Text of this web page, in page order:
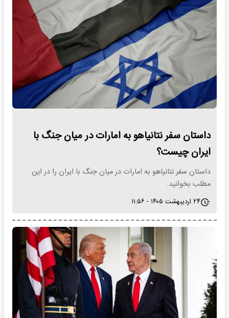
داستان سفر نتانیاهو به امارات در میان جنگ با
ایران چیست؟
داستان سفر نتانیاهو به امارات در میان جنگ با ایران را در این
مطلب بخوانید.
۲۴ اردیبهشت ۱۴۰۵ - ۱۱:۵۶